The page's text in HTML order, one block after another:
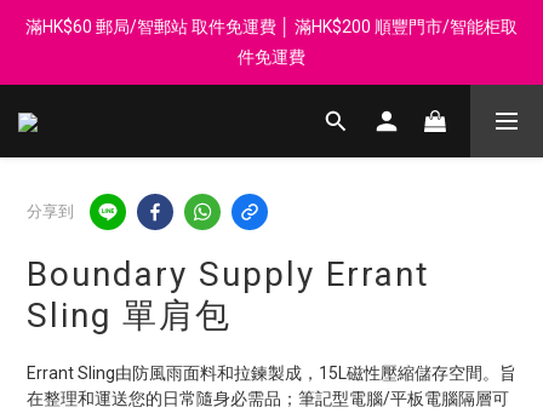
登記會員享每$50回贈$1 │ 滿HK$899 送 N-rit Campack Towel 吸
汗毛巾 韓國制 送完即止
滿HK$60 郵局/智郵站 取件免運費 │ 滿HK$200 順豐門市/智能柜取
件免運費
Whatsapp 98569349 │ 歡迎團體採購, 報價查詢, 接受採購卡
登記會員享每$50回贈$1 │ 滿HK$899 送 N-rit Campack Towel 吸
汗毛巾 韓國制 送完即止
分享到
Boundary Supply Errant
Sling 單肩包
Errant Sling由防風雨面料和拉鍊製成，15L磁性壓縮儲存空間。旨
在整理和運送您的日常隨身必需品；筆記型電腦/平板電腦隔層可